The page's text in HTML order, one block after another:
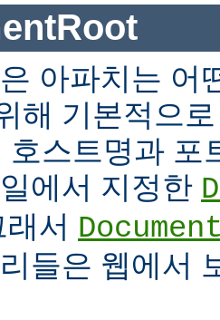
아파치는 어
해 기본적으
호스트명과 포
에서 지정한
서
들은 웹에서